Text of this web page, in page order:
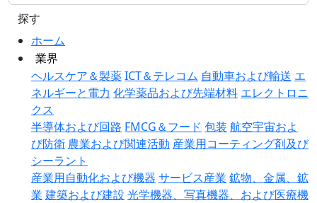
ホーム
業界
ヘルスケア＆製薬ICT＆テレコム 自動車および輸送 エ
ネルギーと電力 化学薬品および先端材料 エレクトロニ
クス
半導体および回路 FMCG＆フード 包装 航空宇宙およ
び防衛 農業および関連活動 産業用コーティング剤及び
シーラント
産業用自動化および機器 サービス産業 鉱物、金属、鉱
業 建築および建設 光学機器、写真機器、および医療機
探す